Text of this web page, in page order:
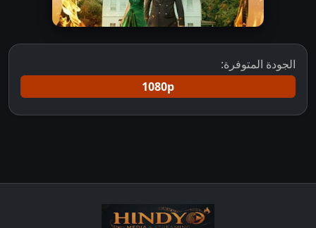
الجودة المتوفرة:
1080p